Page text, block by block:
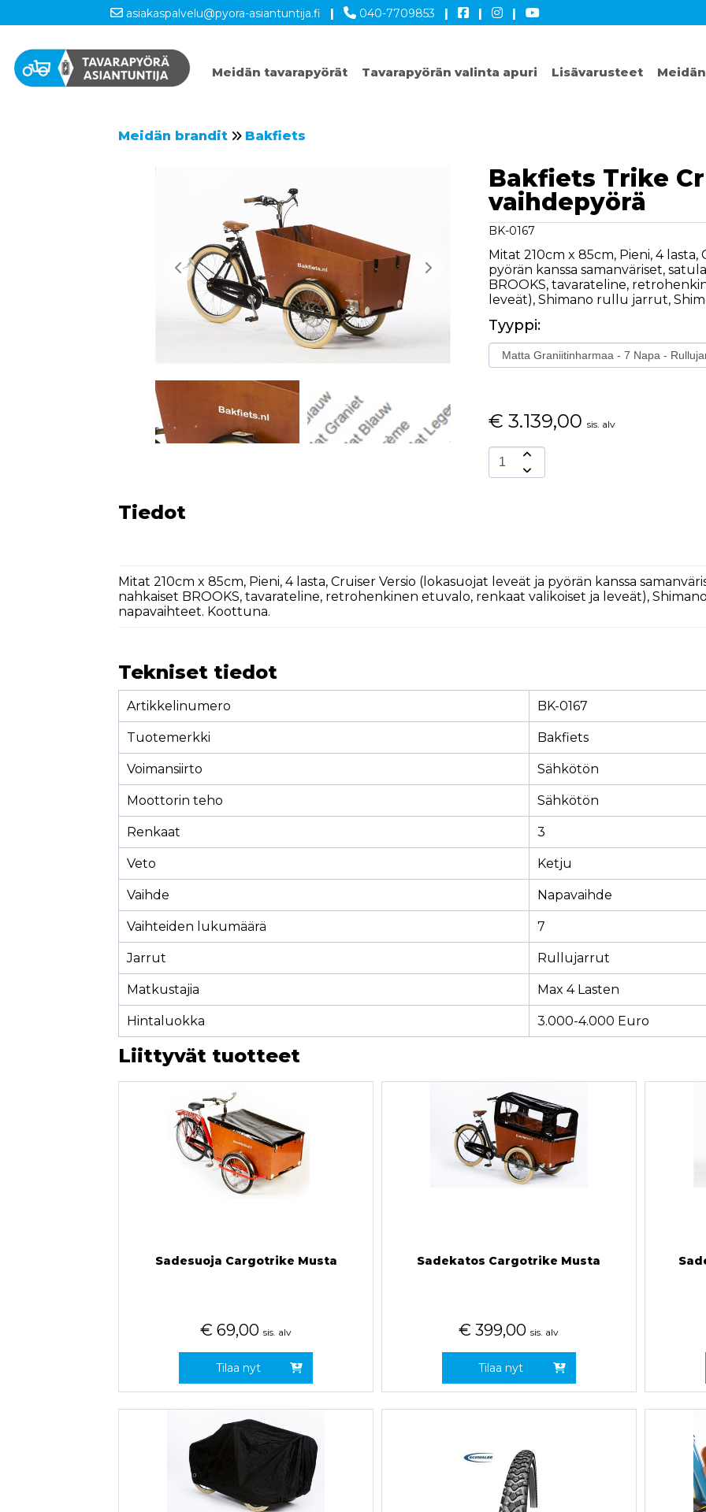
asiakaspalvelu@pyora-asiantuntija.fi | 040-7709853 | | |
Meidän tavarapyörät Tavarapyörän valinta apuri Lisävarusteet
Meidän brandit Bakfiets
Bakfiets Trike
vaihdepyörä
BK-0167
Mitat 210cm x 85cm, Pieni, 4
pyörän kanssa samanväriset,
BROOKS, tavarateline,
leveät), Shimano rullu jarrut,
Tyyppi:
€ 3.139,00 sis. alv
Tiedot
Mitat 210cm x 85cm, Pieni, 4 lasta, Cruiser Versio (lokasuojat leveät ja pyörän kanssa
nahkaiset BROOKS, tavarateline, retrohenkinen etuvalo, renkaat valikoiset ja leveät),
napavaihteet. Koottuna.
Tekniset tiedot
Artikkelinumero BK-0167
Tuotemerkki Bakfiets
Voimansiirto Sähkötön
Moottorin teho Sähkötön
Renkaat 3
Veto Ketju
Vaihde Napavaihde
Vaihteiden lukumäärä 7
Jarrut Rullujarrut
Matkustajia Max 4 Lasten
Hintaluokka 3.000-4.000 Euro
Liittyvät tuotteet
Sadesuoja Cargotrike Musta
€ 69,00 sis. alv
Tilaa nyt
Sadekatos Cargotrike Musta
€ 399,00 sis. alv
Tilaa nyt